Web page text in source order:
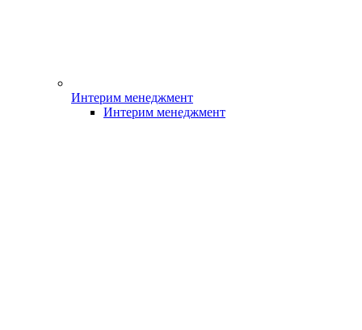
Интерим менеджмент
Интерим менеджмент